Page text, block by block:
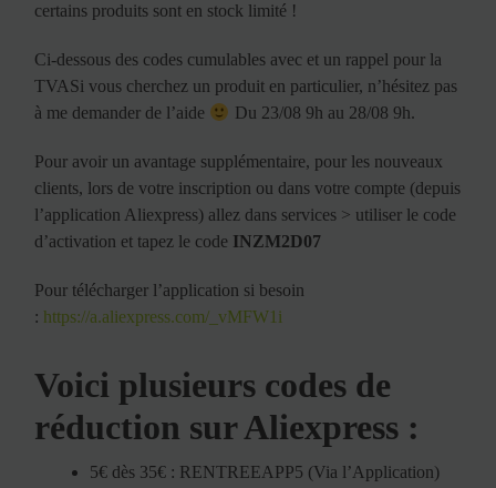
certains produits sont en stock limité !
Ci-dessous des codes cumulables avec et un rappel pour la
TVASi vous cherchez un produit en particulier, n’hésitez pas
à me demander de l’aide
Du 23/08 9h au 28/08 9h.
Pour avoir un avantage supplémentaire, pour les nouveaux
clients, lors de votre inscription ou dans votre compte (depuis
l’application Aliexpress) allez dans services > utiliser le code
d’activation et tapez le code INZM2D07
Pour télécharger l’application si besoin
: https://a.aliexpress.com/_vMFW1i
Voici plusieurs codes de
réduction sur Aliexpress :
5€ dès 35€ : RENTREEAPP5 (Via l’Application)